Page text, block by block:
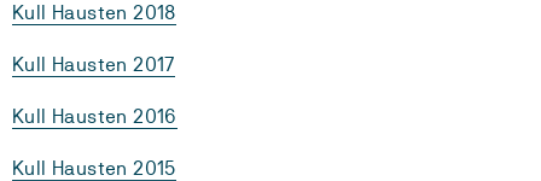
Kull Hausten 2018
Kull Hausten 2017
Kull Hausten 2016
Kull Hausten 2015